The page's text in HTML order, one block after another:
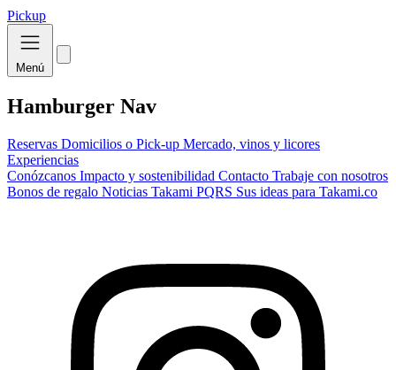
Pickup
Menú
Hamburger Nav
Reservas Domicilios o Pick-up Mercado, vinos y licores
Experiencias
Conózcanos Impacto y sostenibilidad Contacto Trabaje con nosotros
Bonos de regalo Noticias Takami PQRS Sus ideas para Takami.co